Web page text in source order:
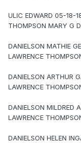
ULIC EDWARD 05-18-
THOMPSON MARY G
DANIELSON MATHIE
LAWRENCE
DANIELSON ARTHUR
LAWRENCE
DANIELSON
LAWRENCE
DANIELSON HELEN